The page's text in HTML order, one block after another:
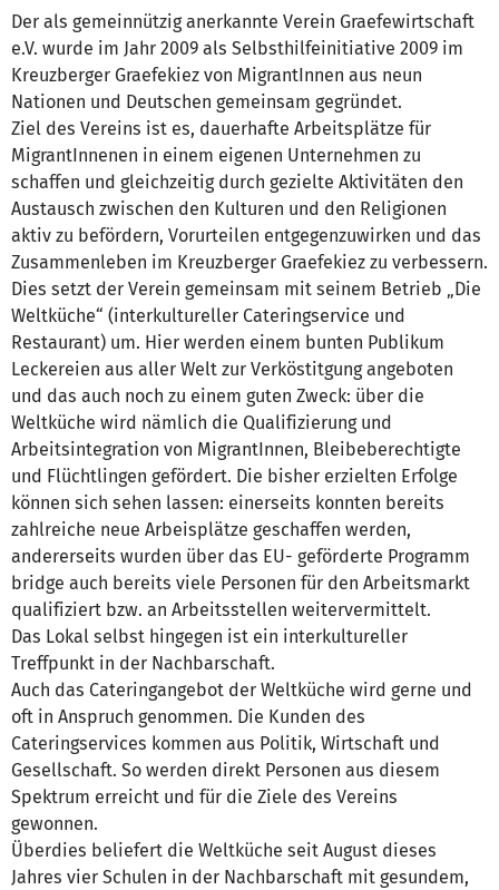
Der als gemeinnützig anerkannte Verein Graefewirtschaft
e.V. wurde im Jahr 2009 als Selbsthilfeinitiative 2009 im
Kreuzberger Graefekiez von MigrantInnen aus neun
Nationen und Deutschen gemeinsam gegründet.
Ziel des Vereins ist es, dauerhafte Arbeitsplätze für
MigrantInnenen in einem eigenen Unternehmen zu
schaffen und gleichzeitig durch gezielte Aktivitäten den
Austausch zwischen den Kulturen und den Religionen
aktiv zu befördern, Vorurteilen entgegenzuwirken und das
Zusammenleben im Kreuzberger Graefekiez zu verbessern.
Dies setzt der Verein gemeinsam mit seinem Betrieb „Die
Weltküche“ (interkultureller Cateringservice und
Restaurant) um. Hier werden einem bunten Publikum
Leckereien aus aller Welt zur Verköstitgung angeboten
und das auch noch zu einem guten Zweck: über die
Weltküche wird nämlich die Qualifizierung und
Arbeitsintegration von MigrantInnen, Bleibeberechtigte
und Flüchtlingen gefördert. Die bisher erzielten Erfolge
können sich sehen lassen: einerseits konnten bereits
zahlreiche neue Arbeisplätze geschaffen werden,
andererseits wurden über das EU- geförderte Programm
bridge auch bereits viele Personen für den Arbeitsmarkt
qualifiziert bzw. an Arbeitsstellen weitervermittelt.
Das Lokal selbst hingegen ist ein interkultureller
Treffpunkt in der Nachbarschaft.
Auch das Cateringangebot der Weltküche wird gerne und
oft in Anspruch genommen. Die Kunden des
Cateringservices kommen aus Politik, Wirtschaft und
Gesellschaft. So werden direkt Personen aus diesem
Spektrum erreicht und für die Ziele des Vereins
gewonnen.
Überdies beliefert die Weltküche seit August dieses
Jahres vier Schulen in der Nachbarschaft mit gesundem,